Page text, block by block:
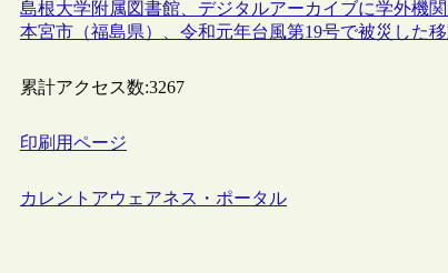
島根大学附属図書館、デジタルアーカイブに学外機
本宮市（福島県）、令和元年台風第19号で被災した
累計アクセス数:3267
印刷用ページ
カレントアウェアネス・ポータル